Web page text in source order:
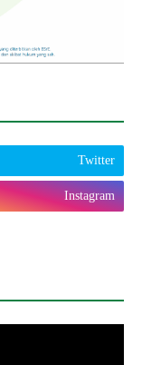
Twitter
Instagram